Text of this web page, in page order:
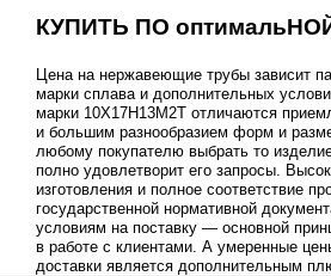
КУПИТЬ ПО
Цена на нержавеющие трубы зависит
марки сплава и дополнительных
марки 10Х17Н13М2Т отличаются
и большим разнообразием форм и
любому покупателю выбрать то
полно удовлетворит его запросы.
изготовления и полное соответствие
государственной нормативной
условиям на поставку — основной
в работе с клиентами. А умеренные
доставки является дополнительным